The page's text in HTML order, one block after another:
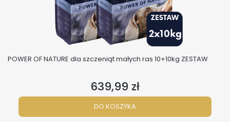
POWER OF NATURE dla szczeniąt małych ras 10+10kg ZESTAW
Cena
639,99 zł
DO KOSZYKA